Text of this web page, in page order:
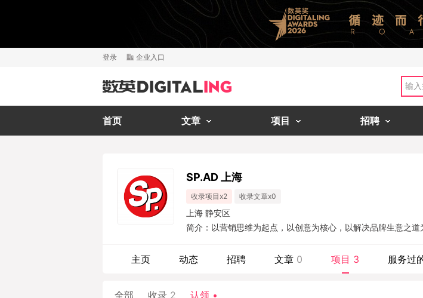
登录 企业入口
首页 文章 项目 招聘
SP.AD 上海
收录项目x2 收录文章x0
上海 静安区
简介：以营销思维为起点，以创意为核心，以解决品牌生意之道
主页 动态 招聘 文章 0 项目 3 服务过
全部 收录 2 认领 •